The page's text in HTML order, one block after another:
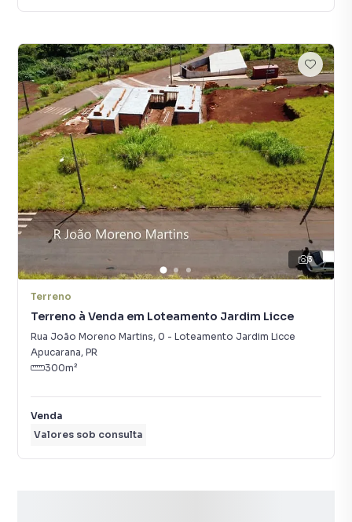
3
Terreno
Terreno à Venda em Loteamento Jardim Licce
Rua João Moreno Martins, 0 - Loteamento Jardim Licce
Apucarana, PR
300m²
Venda
Valores sob consulta